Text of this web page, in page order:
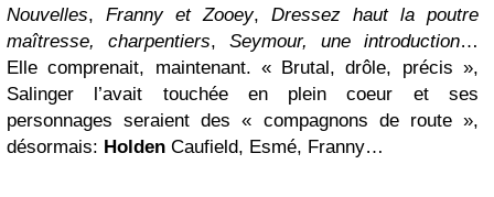
Nouvelles, Franny et Zooey, Dressez haut la poutre
maîtresse, charpentiers, Seymour, une introduction…
Elle comprenait, maintenant. « Brutal, drôle, précis »,
Salinger l’avait touchée en plein coeur et ses
personnages seraient des « compagnons de route »,
désormais: Holden Caufield, Esmé, Franny…